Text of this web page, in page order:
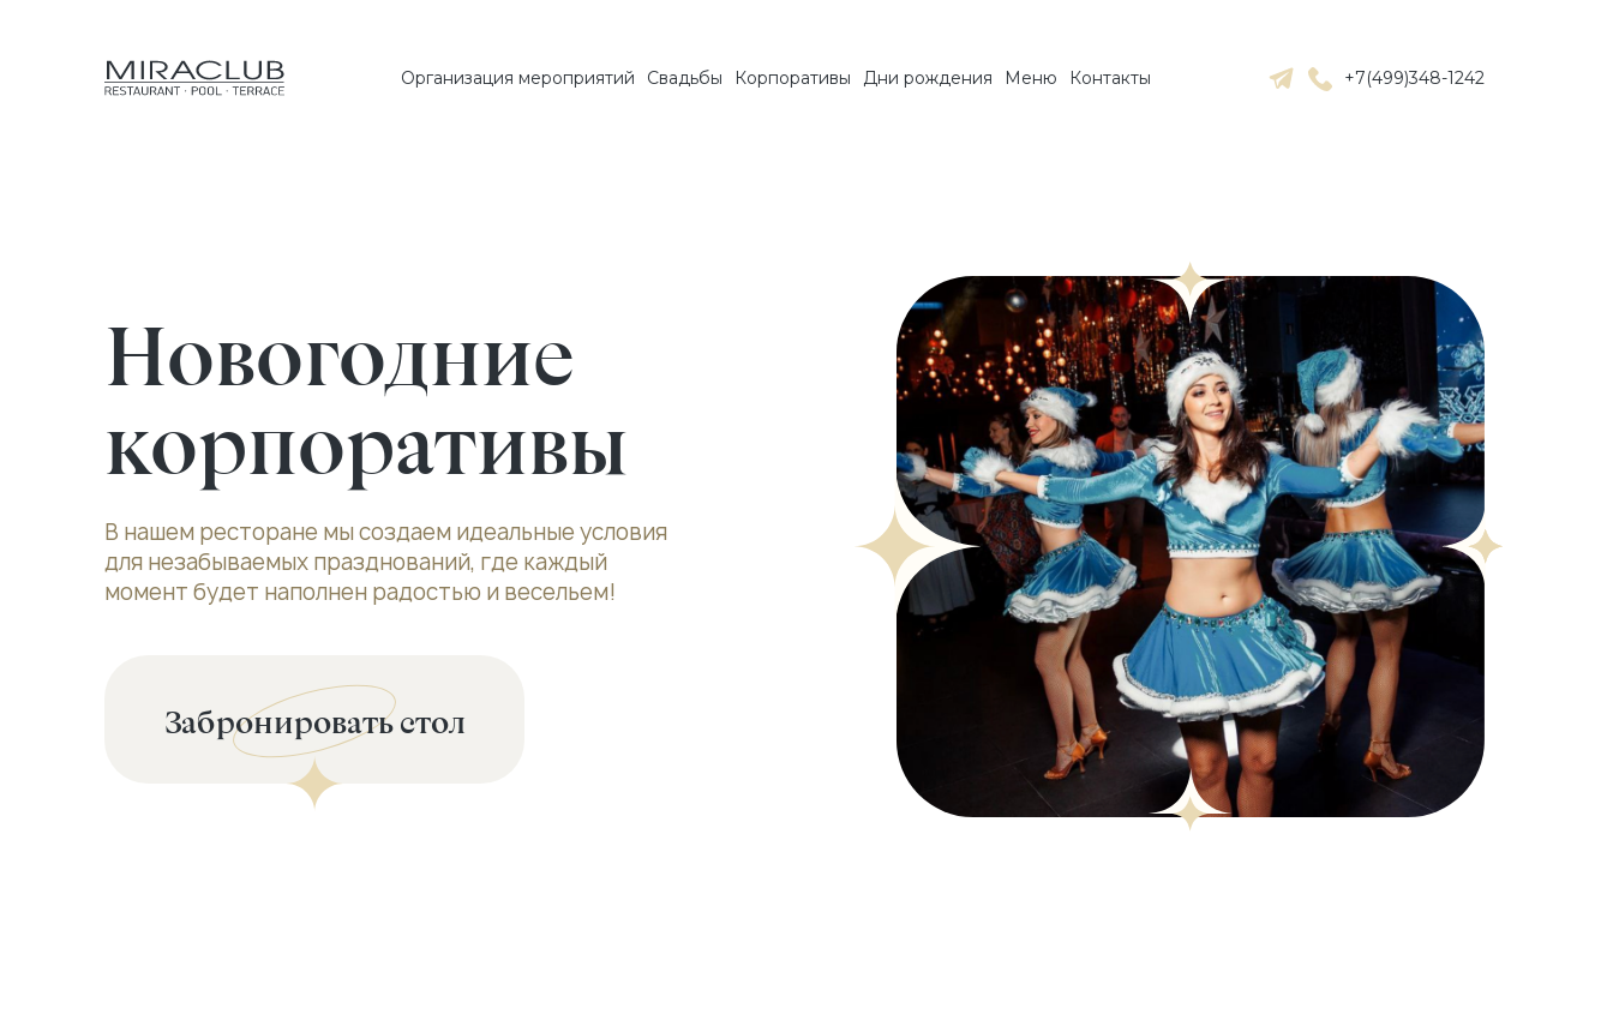
Организация мероприятий Свадьбы Корпоративы Дни рождения Mеню Контакты +7(499)348-1242
Новогодние
корпоративы
В нашем ресторане мы создаем идеальные условия
для незабываемых празднований, где каждый
момент будет наполнен радостью и весельем!
Забронировать стол